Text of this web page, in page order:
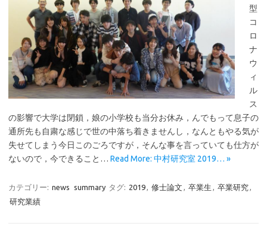
型
コ
ロ
ナ
ウ
ィ
ル
ス
の影響で大学は閉鎖，娘の小学校も当分お休み，んでもって息子の
通所先も自粛な感じで世の中落ち着きませんし，なんともやる気が
失せてしまう今日このごろですが，そんな事を言っていても仕方が
ないので，今できること… Read More: 中村研究室 2019… »
カテゴリー: news summary タグ: 2019, 修士論文 , 卒業生 , 卒業研究,
研究業績